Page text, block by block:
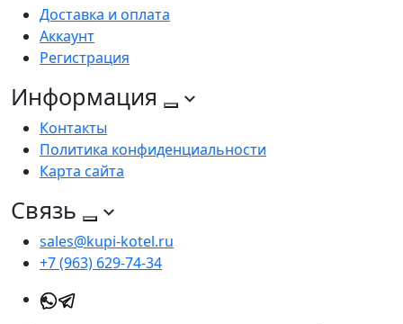
Доставка и оплата
Аккаунт
Регистрация
Информация
Контакты
Политика конфиденциальности
Карта сайта
Связь
sales@kupi-kotel.ru
+7 (963) 629-74-34